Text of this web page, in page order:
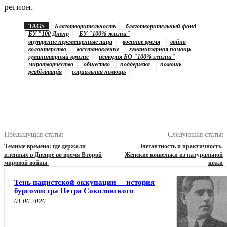
регион.
TAGS Благотворительность
благотворительный фонд
БУ "100 Днепр
БУ "100% жизни"
внутренне перемещенные лица
военное время
война
волонтерство
восстановление
гуманитарная помощь
гуманитарный кризис
история БО "100% жизни"
миротворчество
общество поддержка
помощь
реабілітація
социальная помощь
Предыдущая статья
Темные времена: где держали
пленных в Днепре во время Второй
мировой войны
Следующая статья
Элегантность и практичность.
Женские кошельки из натуральной
кожи
Тень нацистской оккупации – история
бургомистра Петра Соколовского
01.06.2026